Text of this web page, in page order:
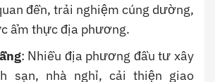
đền, trải nghiệm cúng dường,
ẩm thực địa phương.
: Nhiều địa phương đầu tư xây
sạn, nhà nghỉ, cải thiện giao